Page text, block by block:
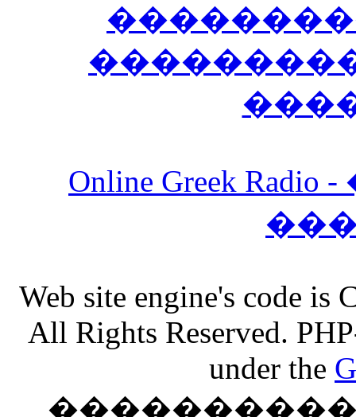
Online Greek
Web site engine's code
All Rights Reserved.
under the
����������